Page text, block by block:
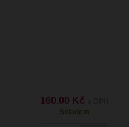
160.00 Kč
Skladem